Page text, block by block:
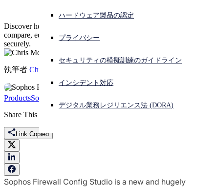
サイバー攻撃を受けている場合、連絡先はこちら
サインイン
Open search
日本語 Open language switcher
ハードウェア製品の認定
プライバシー
セキュリティの模擬訓練のガイドライン
インシデント対応
デジタル業務レジリエンス法 (DORA)
Discover how this free browser-based tool helps you review,
compare, edit, and migrate firewall configurations faster and more
securely.
執筆者 Chris McCormack
ProductsSophos Firewall
Share This
Link Copied
Sophos Firewall Config Studio is a new and hugely